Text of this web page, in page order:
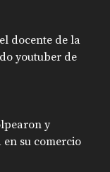
docente de la
youtuber de
y
su comercio